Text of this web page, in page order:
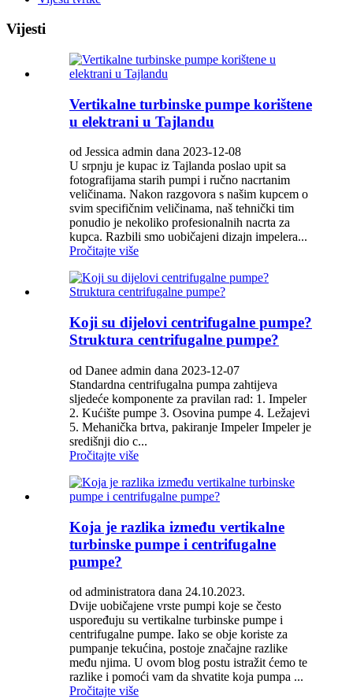
Vijesti
Vertikalne turbinske pumpe korištene
u elektrani u Tajlandu
od Jessica admin dana 2023-12-08
U srpnju je kupac iz Tajlanda poslao upit sa
fotografijama starih pumpi i ručno nacrtanim
veličinama. Nakon razgovora s našim kupcem o
svim specifičnim veličinama, naš tehnički tim
ponudio je nekoliko profesionalnih nacrta za
kupca. Razbili smo uobičajeni dizajn impelera...
Pročitajte više
Koji su dijelovi centrifugalne pumpe?
Struktura centrifugalne pumpe?
od Danee admin dana 2023-12-07
Standardna centrifugalna pumpa zahtijeva
sljedeće komponente za pravilan rad: 1. Impeler
2. Kućište pumpe 3. Osovina pumpe 4. Ležajevi
5. Mehanička brtva, pakiranje Impeler Impeler je
središnji dio c...
Pročitajte više
Koja je razlika između vertikalne
turbinske pumpe i centrifugalne
pumpe?
od administratora dana 24.10.2023.
Dvije uobičajene vrste pumpi koje se često
uspoređuju su vertikalne turbinske pumpe i
centrifugalne pumpe. Iako se obje koriste za
pumpanje tekućina, postoje značajne razlike
među njima. U ovom blog postu istražit ćemo te
razlike i pomoći vam da shvatite koja pumpa ...
Pročitajte više